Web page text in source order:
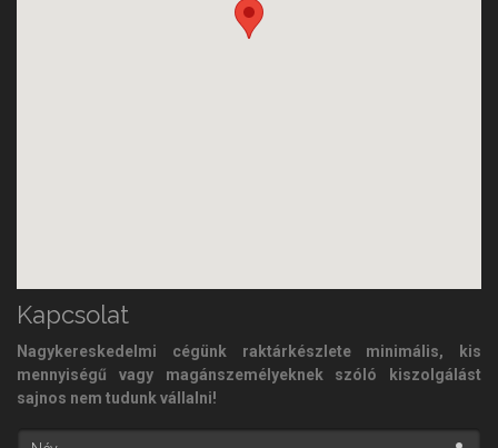
Kapcsolat
Nagykereskedelmi cégünk raktárkészlete minimális, kis
mennyiségű vagy magánszemélyeknek szóló kiszolgálást
sajnos nem tudunk vállalni!